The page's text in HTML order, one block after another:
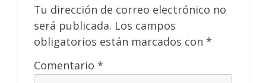
Tu dirección de correo electrónico no
será publicada. Los campos
obligatorios están marcados con *
Comentario *